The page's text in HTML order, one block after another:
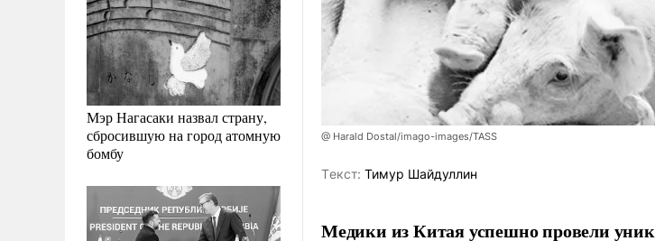
Мэр Нагасаки назвал страну,
сбросившую на город атомную
бомбу
@ Harald Dostal/imago-images/TASS
Tекст: Тимур Шайдуллин
Медики из Китая успешно провели